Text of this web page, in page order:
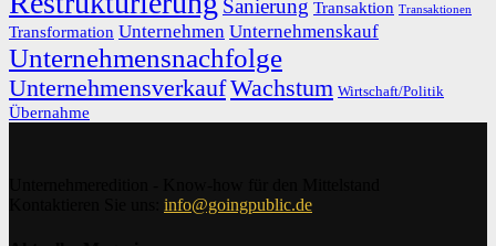
Sanierung Transaktion Transaktionen
Transformation Unternehmen Unternehmenskauf
Unternehmensnachfolge
UnternehmensverkaufWachstum Wirtschaft/Politik
Übernahme
info@goingpublic.de